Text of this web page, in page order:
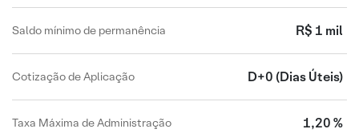
Saldo mínimo de permanência R$ 1 mil
Cotização de Aplicação D+0 (Dias Úteis)
Taxa Máxima de Administração
1,20 %